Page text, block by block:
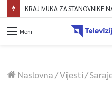
Meni
Naslovna/Vijesti/